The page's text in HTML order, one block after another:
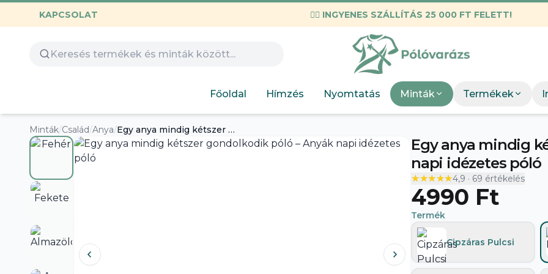
KAPCSOLAT ✌🏼 INGYENES SZÁLLÍTÁS 25 000 FT FELETT!
Főoldal Hímzés Nyomtatás Minták
Design
Gyerekeknek
Labubu
Munkahelyi
Neopunk
Panda
KIEMELT
Termékek
DTF Bérnyomtatás
Minták/Család/Anya/ Egy anya mindig kétszer gondolkodik póló – Anyák napi idézetes póló
Egy anya mindig
napi idézetes póló
★★★★★
★★★★★4,9 · 69 értékelés
4990 Ft
Termék
Cipzáras Pulcsi